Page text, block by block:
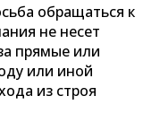
обращаться к
не несет
прямые или
или иной
из строя